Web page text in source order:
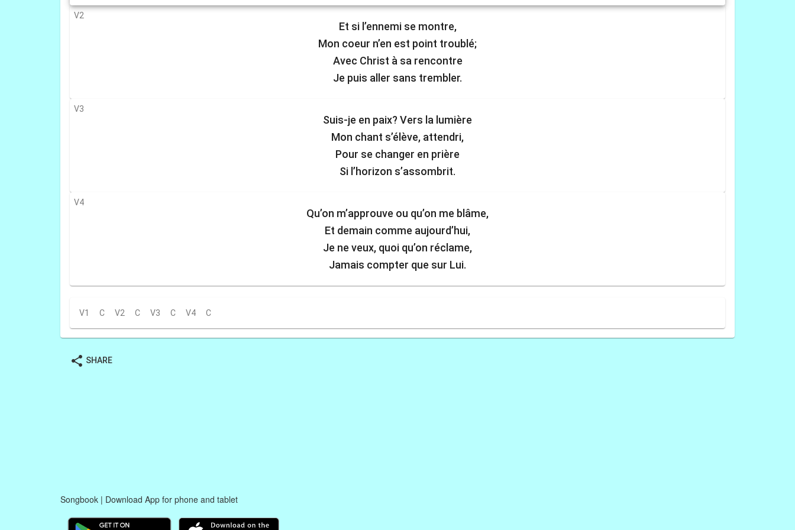
V2
Et si l’ennemi se montre,
Mon coeur n’en est point troublé;
Avec Christ à sa rencontre
Je puis aller sans trembler.
V3
Suis-je en paix? Vers la lumière
Mon chant s’élève, attendri,
Pour se changer en prière
Si l’horizon s’assombrit.
V4
Qu’on m’approuve ou qu’on me blâme,
Et demain comme aujourd’hui,
Je ne veux, quoi qu’on réclame,
Jamais compter que sur Lui.
V1 C V2 C V3 C V4 C
share SHARE
Songbook | Download App for phone and tablet